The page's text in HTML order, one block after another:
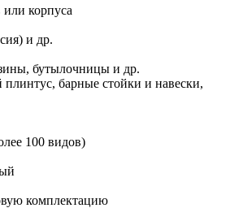
или корпуса
и др.
бутылочницы и др.
барные стойки и навески,
100 видов)
комплектацию